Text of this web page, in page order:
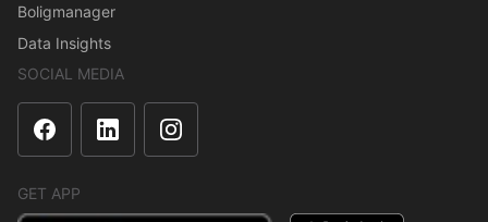
Boligmanager
Data Insights
SOCIAL MEDIA
GET APP